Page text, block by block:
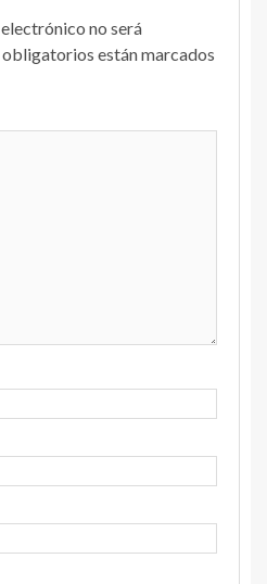
no será
obligatorios están marcados